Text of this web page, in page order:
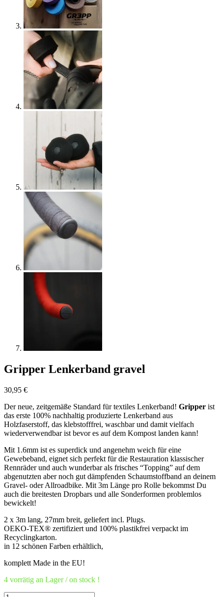
Gripper Lenkerband gravel
30,95 €
Der neue, zeitgemäße Standard für textiles Lenkerband! Gripper ist
das erste 100% nachhaltig produzierte Lenkerband aus
Holzfaserstoff, das klebstofffrei, waschbar und damit vielfach
wiederverwendbar ist bevor es auf dem Kompost landen kann!
Mit 1.6mm ist es superdick und angenehm weich für eine
Gewebeband, eignet sich perfekt für die Restauration klassischer
Rennräder und auch wunderbar als frisches “Topping” auf dem
abgenutzten aber noch gut dämpfenden Schaumstoffband an deinem
Gravel- oder Allroadbike. Mit 3m Länge pro Rolle bekommst Du
auch die breitesten Dropbars und alle Sonderformen problemlos
bewickelt!
2 x 3m lang, 27mm breit, geliefert incl. Plugs.
OEKO-TEX® zertifiziert und 100% plastikfrei verpackt im
Recyclingkarton.
in 12 schönen Farben erhältlich,
komplett Made in the EU!
4 vorrätig an Lager / on stock !